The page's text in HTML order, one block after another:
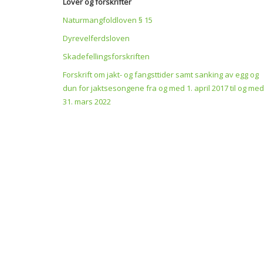
Naturmangfoldloven § 15
Dyrevelferdsloven
Skadefellingsforskriften
Forskrift om jakt- og fangsttider samt sanking av egg og
dun for jaktsesongene fra og med 1. april 2017 til og med
31. mars 2022